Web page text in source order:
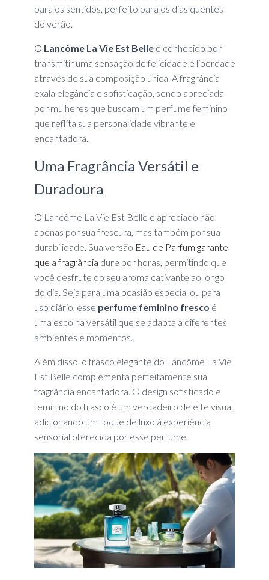
para os sentidos, perfeito para os dias quentes
do verão.
O Lancôme La Vie Est Belleé conhecido por
transmitir uma sensação de felicidade e liberdade
através de sua composição única. A fragrância
exala elegância e sofisticação, sendo apreciada
por mulheres que buscam um perfume feminino
que reflita sua personalidade vibrante e
encantadora.
Uma Fragrância Versátil e
Duradoura
O Lancôme La Vie Est Belle é apreciado não
apenas por sua frescura, mas também por sua
durabilidade. Sua versão Eau de Parfum garante
que a fragrância dure por horas, permitindo que
você desfrute do seu aroma cativante ao longo
do dia. Seja para uma ocasião especial ou para
uso diário, esse perfume feminino fresco é
uma escolha versátil que se adapta a diferentes
ambientes e momentos.
Além disso, o frasco elegante do Lancôme La Vie
Est Belle complementa perfeitamente sua
fragrância encantadora. O design sofisticado e
feminino do frasco é um verdadeiro deleite visual,
adicionando um toque de luxo à experiência
sensorial oferecida por esse perfume.